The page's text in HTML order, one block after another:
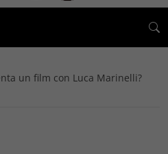
un film con Luca Marinelli?